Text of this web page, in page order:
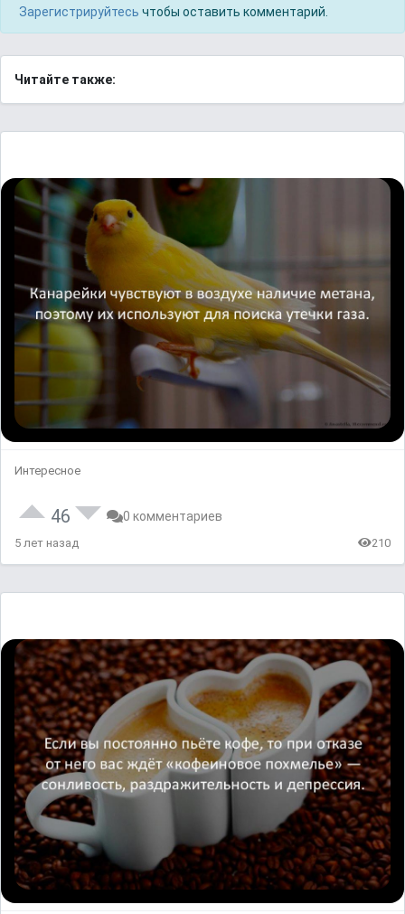
Зарегистрируйтесь чтобы оставить комментарий.
Читайте также:
Интересное
46 0 комментариев
5 лет назад 210